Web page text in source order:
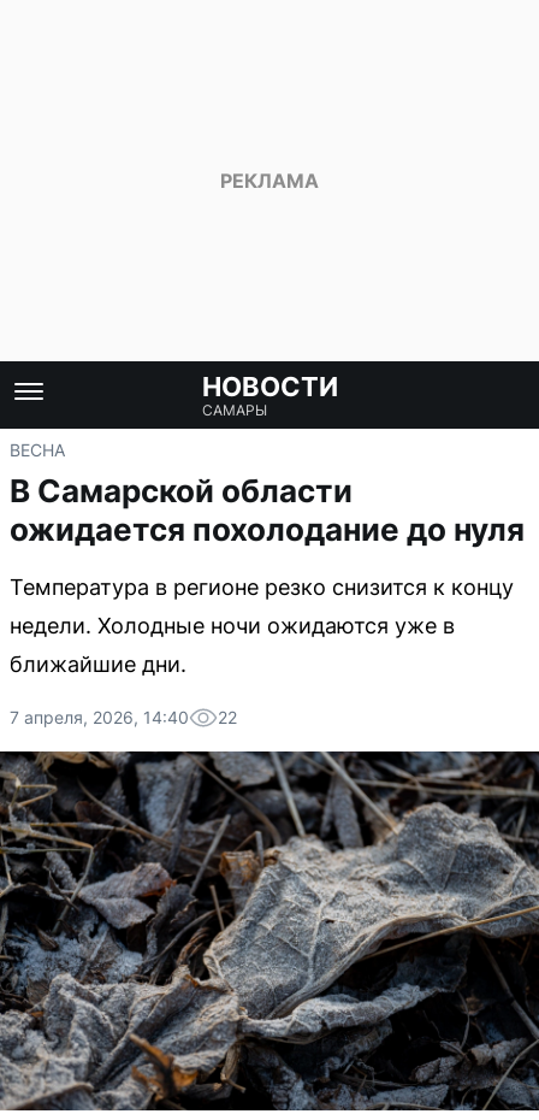
НОВОСТИ
САМАРЫ
ВЕСНА
В Самарской области
ожидается похолодание до нуля
Температура в регионе резко снизится к концу
недели. Холодные ночи ожидаются уже в
ближайшие дни.
7 апреля, 2026, 14:40 22